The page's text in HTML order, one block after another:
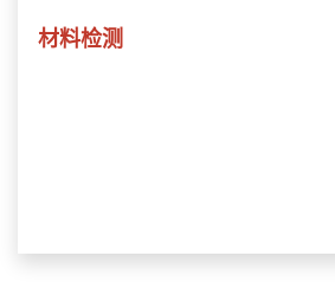
材料检测